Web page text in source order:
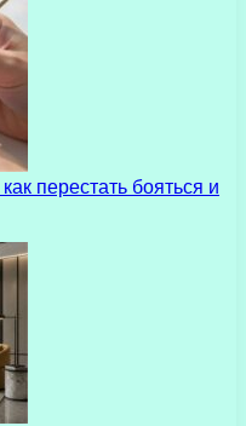
перестать бояться и